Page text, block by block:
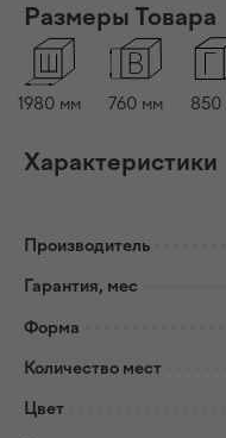
Размеры Товара
1980 мм 760 мм 850
Характеристики
Производитель
Гарантия, мес
Форма
Количество мест
Цвет